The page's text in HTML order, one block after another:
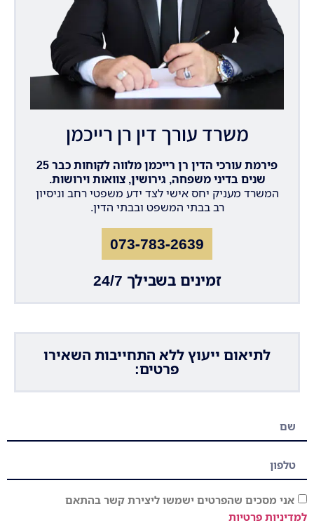
משרד עורך דין רן רייכמן
פירמת עורכי הדין רן רייכמן מלווה לקוחות כבר 25
שנים בדיני משפחה, גירושין, צוואות וירושות.
המשרד מעניק יחס אישי לצד ידע משפטי רחב וניסיון
רב בבתי המשפט ובבתי הדין.
073-783-2639
זמינים בשבילך 24/7
לתיאום ייעוץ ללא התחייבות השאירו
פרטים:
אני מסכים שהפרטים ישמשו ליצירת קשר בהתאם
למדיניות פרטיות